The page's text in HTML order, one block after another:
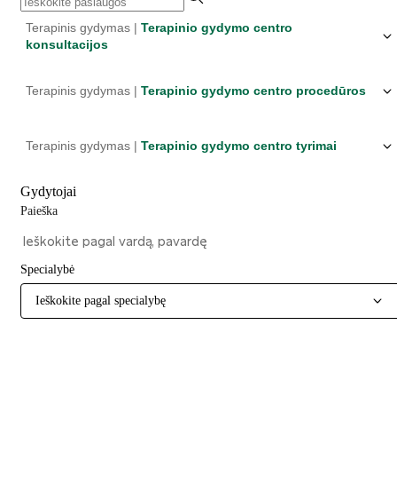
Terapinis gydymas | Terapinio gydymo centro
konsultacijos
Terapinis gydymas | Terapinio gydymo centro procedūros
Terapinis gydymas | Terapinio gydymo centro tyrimai
Gydytojai
Paieška
Specialybė
Ieškokite pagal specialybę